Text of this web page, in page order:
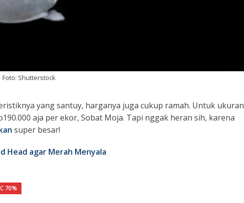
Foto: Shutterstock
yang santuy, harganya juga cukup ramah. Untuk ukuran
aja per ekor, Sobat Moja. Tapi nggak heran sih, karena
super besar!
Head agar Merah Menyala
70%